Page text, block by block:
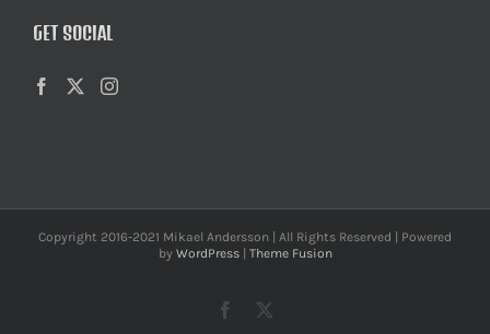
GET SOCIAL
Copyright 2016-2021 Mikael Andersson | All Rights Reserved | Powered
by WordPress| Theme Fusion
Facebook